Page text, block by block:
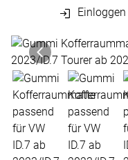
Produktgalerie
Zur Kaufbox